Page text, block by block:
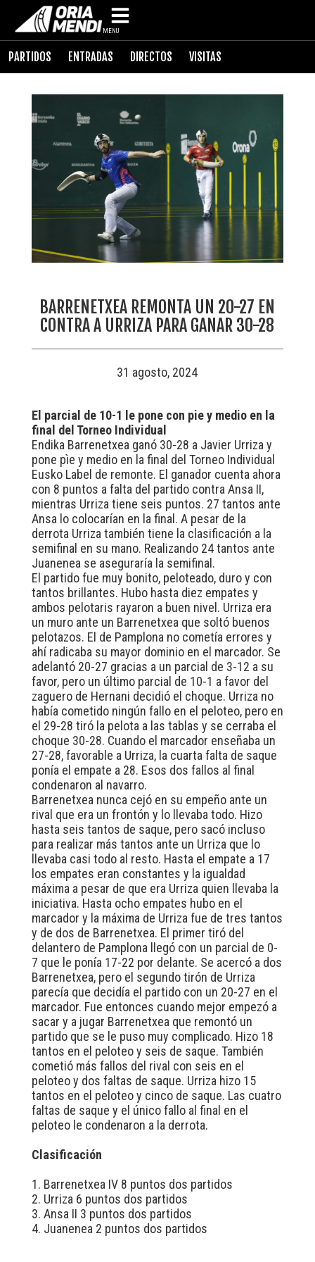
MENU
PARTIDOS ENTRADAS DIRECTOS VISITAS
BARRENETXEA REMONTA UN 20-27 EN
CONTRA A URRIZA PARA GANAR 30-28
31 agosto, 2024
El parcial de 10-1 le pone con pie y medio en la
final del Torneo Individual
Endika Barrenetxea ganó 30-28 a Javier Urriza y
pone pìe y medio en la final del Torneo Individual
Eusko Label de remonte. El ganador cuenta ahora
con 8 puntos a falta del partido contra Ansa II,
mientras Urriza tiene seis puntos. 27 tantos ante
Ansa lo colocarían en la final. A pesar de la
derrota Urriza también tiene la clasificación a la
semifinal en su mano. Realizando 24 tantos ante
Juanenea se aseguraría la semifinal.
El partido fue muy bonito, peloteado, duro y con
tantos brillantes. Hubo hasta diez empates y
ambos pelotaris rayaron a buen nivel. Urriza era
un muro ante un Barrenetxea que soltó buenos
pelotazos. El de Pamplona no cometía errores y
ahí radicaba su mayor dominio en el marcador. Se
adelantó 20-27 gracias a un parcial de 3-12 a su
favor, pero un último parcial de 10-1 a favor del
zaguero de Hernani decidió el choque. Urriza no
había cometido ningún fallo en el peloteo, pero en
el 29-28 tiró la pelota a las tablas y se cerraba el
choque 30-28. Cuando el marcador enseñaba un
27-28, favorable a Urriza, la cuarta falta de saque
ponía el empate a 28. Esos dos fallos al final
condenaron al navarro.
Barrenetxea nunca cejó en su empeño ante un
rival que era un frontón y lo llevaba todo. Hizo
hasta seis tantos de saque, pero sacó incluso
para realizar más tantos ante un Urriza que lo
llevaba casi todo al resto. Hasta el empate a 17
los empates eran constantes y la igualdad
máxima a pesar de que era Urriza quien llevaba la
iniciativa. Hasta ocho empates hubo en el
marcador y la máxima de Urriza fue de tres tantos
y de dos de Barrenetxea. El primer tiró del
delantero de Pamplona llegó con un parcial de 0-
7 que le ponía 17-22 por delante. Se acercó a dos
Barrenetxea, pero el segundo tirón de Urriza
parecía que decidía el partido con un 20-27 en el
marcador. Fue entonces cuando mejor empezó a
sacar y a jugar Barrenetxea que remontó un
partido que se le puso muy complicado. Hizo 18
tantos en el peloteo y seis de saque. También
cometió más fallos del rival con seis en el
peloteo y dos faltas de saque. Urriza hizo 15
tantos en el peloteo y cinco de saque. Las cuatro
faltas de saque y el único fallo al final en el
peloteo le condenaron a la derrota.
Clasificación
1. Barrenetxea IV 8 puntos dos partidos
2. Urriza 6 puntos dos partidos
3. Ansa II 3 puntos dos partidos
4. Juanenea 2 puntos dos partidos